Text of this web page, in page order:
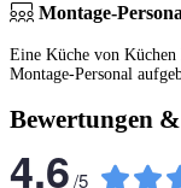
Montage-
Eine Küche von
Montage-Personal
Bewertungen
4,6/5